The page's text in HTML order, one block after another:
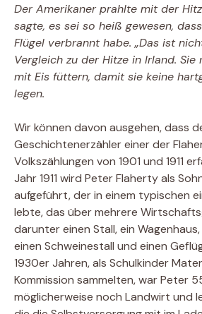
Der Amerikaner prahlte mit der
sagte, es sei so heiß gewesen,
Flügel verbrannt habe. „Das ist
Vergleich zu der Hitze in Irland. Sie
mit Eis füttern, damit sie keine
legen.
Wir können davon ausgehen, dass
Geschichtenerzähler einer der
Volkszählungen von 1901 und 1911
Jahr 1911 wird Peter Flaherty als
aufgeführt, der in einem typischen
lebte, das über mehrere
darunter einen Stall, ein
einen Schweinestall und einen
1930er Jahren, als Schulkinder
Kommission sammelten, war Peter
möglicherweise noch Landwirt und